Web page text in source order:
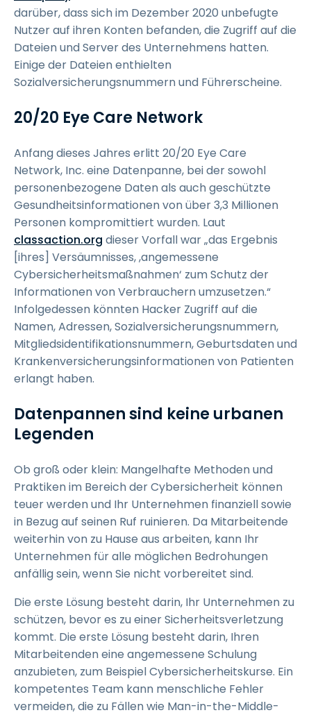
darüber, dass sich im Dezember 2020 unbefugte
Nutzer auf ihren Konten befanden, die Zugriff auf die
Dateien und Server des Unternehmens hatten.
Einige der Dateien enthielten
Sozialversicherungsnummern und Führerscheine.
20/20 Eye Care Network
Anfang dieses Jahres erlitt 20/20 Eye Care
Network, Inc. eine Datenpanne, bei der sowohl
personenbezogene Daten als auch geschützte
Gesundheitsinformationen von über 3,3 Millionen
Personen kompromittiert wurden. Laut
classaction.org dieser Vorfall war „das Ergebnis
[ihres] Versäumnisses, ,angemessene
Cybersicherheitsmaßnahmen‘ zum Schutz der
Informationen von Verbrauchern umzusetzen.“
Infolgedessen könnten Hacker Zugriff auf die
Namen, Adressen, Sozialversicherungsnummern,
Mitgliedsidentifikationsnummern, Geburtsdaten und
Krankenversicherungsinformationen von Patienten
erlangt haben.
Datenpannen sind keine urbanen
Legenden
Ob groß oder klein: Mangelhafte Methoden und
Praktiken im Bereich der Cybersicherheit können
teuer werden und Ihr Unternehmen finanziell sowie
in Bezug auf seinen Ruf ruinieren. Da Mitarbeitende
weiterhin von zu Hause aus arbeiten, kann Ihr
Unternehmen für alle möglichen Bedrohungen
anfällig sein, wenn Sie nicht vorbereitet sind.
Die erste Lösung besteht darin, Ihr Unternehmen zu
schützen, bevor es zu einer Sicherheitsverletzung
kommt. Die erste Lösung besteht darin, Ihren
Mitarbeitenden eine angemessene Schulung
anzubieten, zum Beispiel Cybersicherheitskurse. Ein
kompetentes Team kann menschliche Fehler
vermeiden, die zu Fällen wie Man-in-the-Middle-